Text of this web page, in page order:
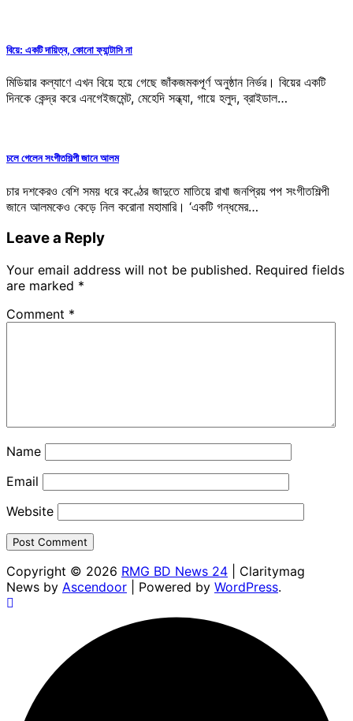
বিয়ে: একটি দায়িত্ব, কোনো ফ্যান্টাসি না
মিডিয়ার কল্যাণে এখন বিয়ে হয়ে গেছে জাঁকজমকপূর্ণ অনুষ্ঠান নির্ভর। বিয়ের একটি
দিনকে কেন্দ্র করে এনগেইজমেন্ট, মেহেদি সন্ধ্যা, গায়ে হলুদ, ব্রাইডাল…
চলে গেলেন সংগীতশিল্পী জানে আলম
চার দশকেরও বেশি সময় ধরে কণ্ঠের জাদুতে মাতিয়ে রাখা জনপ্রিয় পপ সংগীতশিল্পী
জানে আলমকেও কেড়ে নিল করোনা মহামারি। ‘একটি গন্ধমের…
Leave a Reply
Your email address will not be published. Required fields
are marked *
Comment *
Name
Email
Website
Copyright © 2026 RMG BD News 24 | Claritymag
News by Ascendoor | Powered by WordPress.